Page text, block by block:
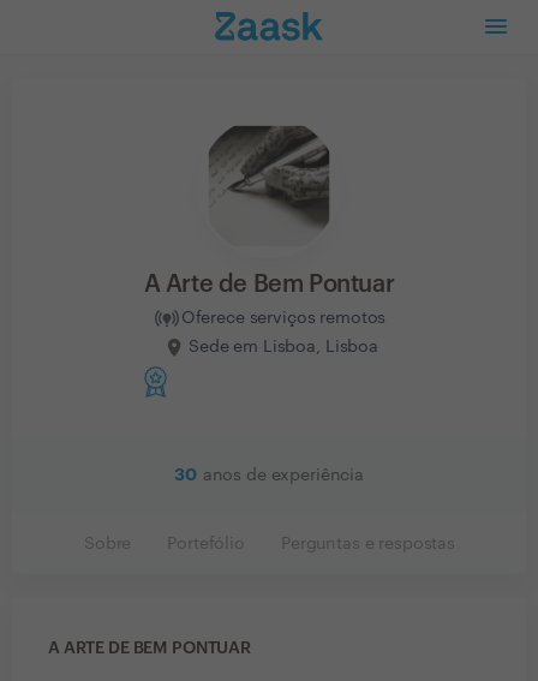
A Arte de Bem Pontuar
Oferece serviços remotos
Sede em Lisboa, Lisboa
30 anos de experiência
Sobre Portefólio Perguntas e respostas
A ARTE DE BEM PONTUAR